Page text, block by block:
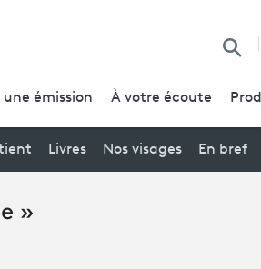
émission À votre écoute
Livres Nos visages En bref
»